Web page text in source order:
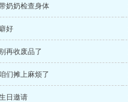
奶奶检查身体
好
再收废品了
们摊上麻烦了
日邀请